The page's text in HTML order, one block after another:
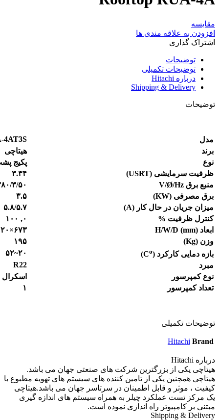
مقایسه
افزودن به علاقه مندی ها
اشتراک گذاری
توضیحات
توضیحات تکمیلی
درباره Hitachi
Shipping & Delivery
توضیحات
مدل
4AT3S
برند
هیتاچی
نوع
پکیج
ظرفیت سرمایشی (
USRT
)
۳.۳۴
منبع برق V/Ø/Hz
۳۸۰/۳/
برق مصرفی (KW
)
۳.۵
میزان جریان در حال کار (A
)
۵.۸/۵.۷
کنترل ظرفیت % ۰, ۱۰۰
ابعاد
H/W/D (mm)
۶۷۳×۱۰۲۰×۱۴۶۰
وزن ( Kg
)
۱۹۵
بازه دمایی کارکرد ( Co
)
۲۰~۵۲
مبرد
R22
نوع کمپرسور
اسکرال
تعداد کمپرسور
۱
توضیحات تکمیلی
Brand
Hitachi
درباره Hitachi
هیتاچی یکی از بزرگترین شرکت های صنعتی جهان می باشد.
هیتاچی همچنین یکی از تامین کننده های سیستم های تهویه مطبوع با
کیفیت ، موثر و قابل اطمینان در سرتاسر جهان می باشد.هیتاچی
یک مرکز تست عملکرد چیلر به همراه سیستم های اندازه گیری
مبتنی بر کامپیوتر راه اندازی نموده است.
Shipping & Delivery